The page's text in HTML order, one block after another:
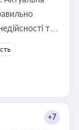
та
влади та
+7